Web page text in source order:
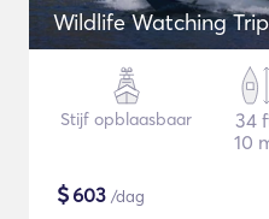
Wildlife Watching
Stijf opblaasbaar
34
10
$603 /dag